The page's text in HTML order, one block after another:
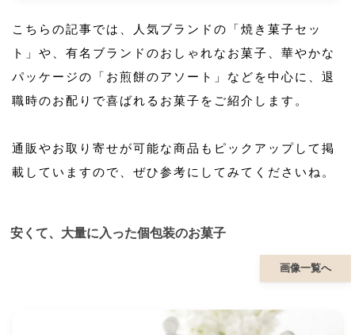
こちらの記事では、人気ブランドの「焼き菓子セッ
ト」や、有名ブランドのおしゃれなお菓子、華やかな
パッケージの「お煎餅のアソート」などを中心に、退
職時のお配りで喜ばれるお菓子をご紹介します。
通販やお取り寄せが可能な商品もピックアップして掲
載していますので、ぜひ参考にしてみてくださいね。
安くて、大量に入った個包装のお菓子
画像一覧へ